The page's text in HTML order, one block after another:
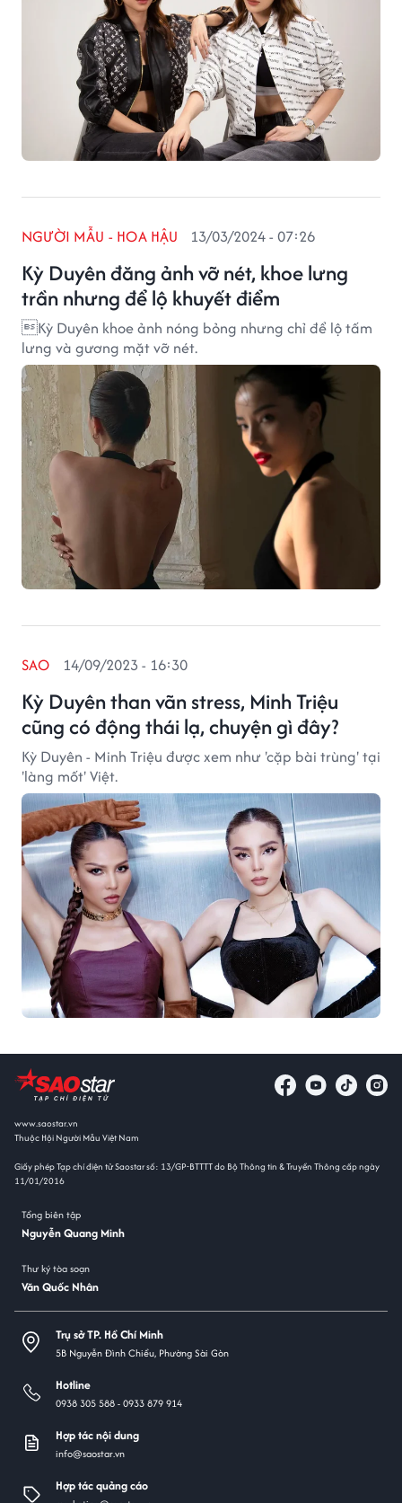
Kỳ Duyên đăng ảnh vỡ nét, khoe lưng
trần nhưng để lộ khuyết điểm
NGƯỜI MẪU - HOA HẬU 13/03/2024 - 07:26
Kỳ Duyên khoe ảnh nóng bỏng nhưng chỉ để lộ tấm
lưng và gương mặt vỡ nét.
Kỳ Duyên than vãn stress, Minh Triệu
cũng có động thái lạ, chuyện gì đây?
SAO 14/09/2023 - 16:30
Kỳ Duyên - Minh Triệu được xem như 'cặp bài trùng' tại
'làng mốt' Việt.
www.saostar.vn
Thuộc Hội Người Mẫu Việt Nam
Giấy phép Tạp chí điện tử Saostar số: 13/GP-BTTTT do Bộ Thông tin & Truyền Thông cấp ngày
11/01/2016
Tổng biên tập
Nguyễn Quang Minh
Thư ký tòa soạn
Văn Quốc Nhân
Trụ sở TP. Hồ Chí Minh
5B Nguyễn Đình Chiểu, Phường Sài Gòn
Hotline
0938 305 588 -0933 879 914
Hợp tác nội dung
info@saostar.vn
Hợp tác quảng cáo